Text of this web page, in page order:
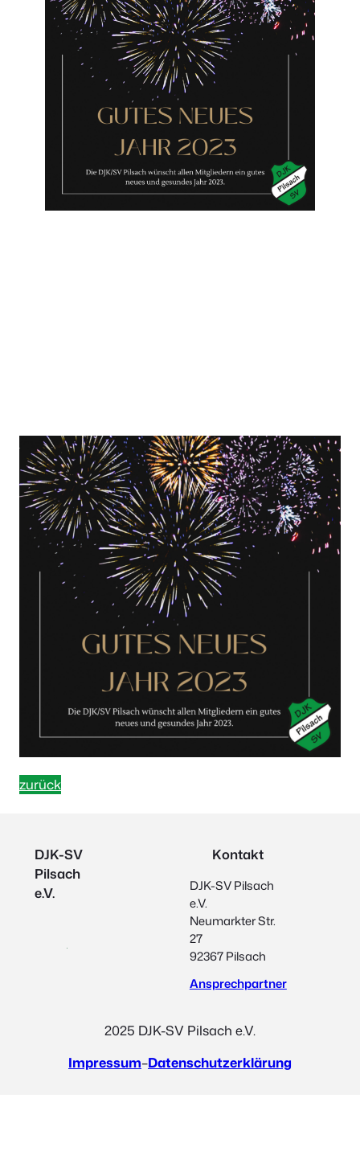
zurück
DJK-SV
Pilsach
e.V.
Kontakt
DJK-SV Pilsach
e.V.
Neumarkter Str.
27
92367 Pilsach
Ansprechpartner
2025 DJK-SV Pilsach e.V.
Impressum–Datenschutzerklärung